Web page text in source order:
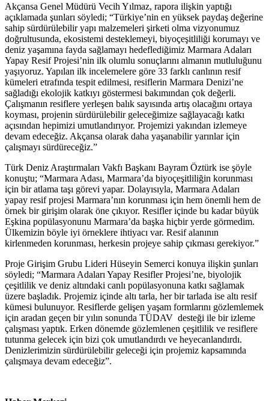
Akçansa Genel Müdürü Vecih Yılmaz, rapora ilişkin yaptığı
açıklamada şunları söyledi; “Türkiye’nin en yüksek paydaş değerine
sahip sürdürülebilir yapı malzemeleri şirketi olma vizyonumuz
doğrultusunda, ekosistemi desteklemeyi, biyoçeşitliliği korumayı ve
deniz yaşamına fayda sağlamayı hedeflediğimiz Marmara Adaları
Yapay Resif Projesi’nin ilk olumlu sonuçlarını almanın mutluluğunu
yaşıyoruz. Yapılan ilk incelemelere göre 33 farklı canlının resif
kümeleri etrafında tespit edilmesi, resiflerin Marmara Denizi’ne
sağladığı ekolojik katkıyı göstermesi bakımından çok değerli.
Çalışmanın resiflere yerleşen balık sayısında artış olacağını ortaya
koyması, projenin sürdürülebilir geleceğimize sağlayacağı katkı
açısından hepimizi umutlandırıyor. Projemizi yakından izlemeye
devam edeceğiz. Akçansa olarak daha yaşanabilir yarınlar için
çalışmayı sürdüreceğiz.”
Türk Deniz Araştırmaları Vakfı Başkanı Bayram Öztürk ise şöyle
konuştu; “Marmara Adası, Marmara’da biyoçeşitliliğin korunması
için bir atlama taşı görevi yapar. Dolayısıyla, Marmara Adaları
yapay resif projesi Marmara’nın korunması için hem önemli hem de
örnek bir girişim olarak öne çıkıyor. Resifler içinde bu kadar büyük
Eşkina popülasyonunu Marmara’da başka hiçbir yerde görmedim.
Ülkemizin böyle iyi örneklere ihtiyacı var. Resif alanının
kirlenmeden korunması, herkesin projeye sahip çıkması gerekiyor.”
Proje Girişim Grubu Lideri Hüseyin Semerci konuya ilişkin şunları
söyledi; “Marmara Adaları Yapay Resifler Projesi’ne, biyolojik
çeşitlilik ve deniz altındaki canlı popülasyonuna katkı sağlamak
üzere başladık. Projemiz içinde altı tarla, her bir tarlada ise altı resif
kümesi bulunuyor. Resiflerde gelişen yaşam formlarını gözlemlemek
için aradan geçen bir yılın sonunda TÜDAV desteği ile bir izleme
çalışması yaptık. Erken dönemde gözlemlenen çeşitlilik ve resiflere
tutunma gelecek için bizi çok umutlandırdı ve heyecanlandırdı.
Denizlerimizin sürdürülebilir geleceği için projemiz kapsamında
çalışmaya devam edeceğiz”.